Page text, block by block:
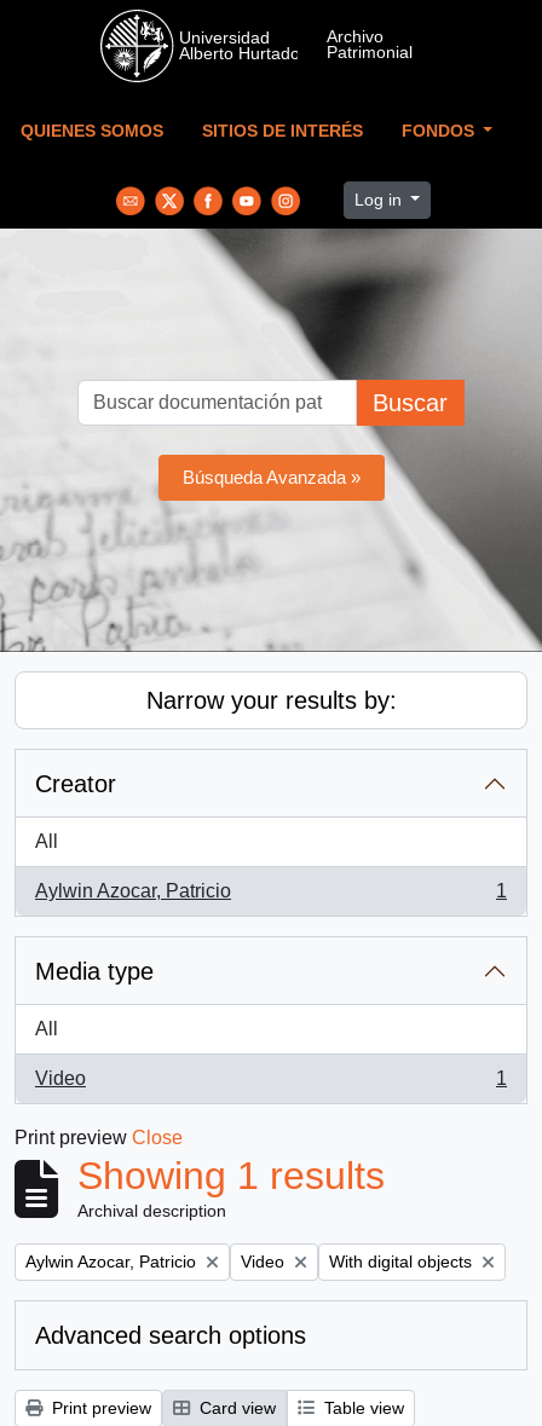
Skip to main content
QUIENES SOMOS SITIOS DE INTERÉS FONDOS
Log in
Buscar
Búsqueda Avanzada »
Narrow your results by:
Creator
All
Aylwin Azocar, Patricio
, 1 results
1
Media type
All
Video
, 1 results
1
Print preview Close
Showing 1 results
Archival description
Remove filter:
Aylwin Azocar, Patricio Remove filter:
Video Remove filter:
With digital objects
Advanced search options
Print preview Card view
Table view